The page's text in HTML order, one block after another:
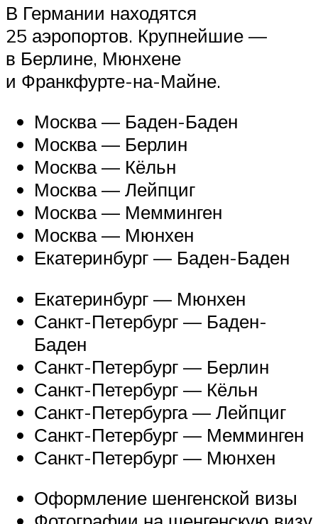
В Германии находятся
25 аэропортов. Крупнейшие —
в Берлине, Мюнхене
и Франкфурте-на-Майне.
Москва — Баден-Баден
Москва — Берлин
Москва — Кёльн
Москва — Лейпциг
Москва — Мемминген
Москва — Мюнхен
Екатеринбург — Баден-Баден
Екатеринбург — Мюнхен
Санкт-Петербург — Баден-
Баден
Санкт-Петербург — Берлин
Санкт-Петербург — Кёльн
Санкт-Петербурга — Лейпциг
Санкт-Петербург — Мемминген
Санкт-Петербург — Мюнхен
Оформление шенгенской визы